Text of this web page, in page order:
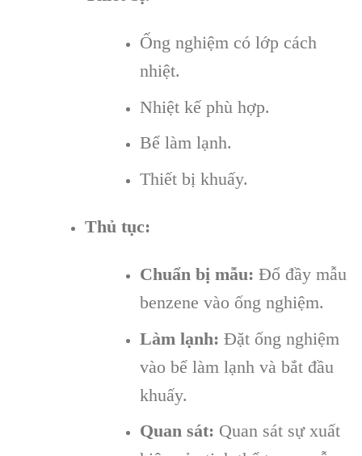
Ống nghiệm có lớp cách
nhiệt.
Nhiệt kế phù hợp.
Bể làm lạnh.
Thiết bị khuấy.
Thủ tục:
Chuẩn bị mẫu: Đổ đầy mẫu
benzene vào ống nghiệm.
Làm lạnh: Đặt ống nghiệm
vào bể làm lạnh và bắt đầu
khuấy.
Quan sát: Quan sát sự xuất